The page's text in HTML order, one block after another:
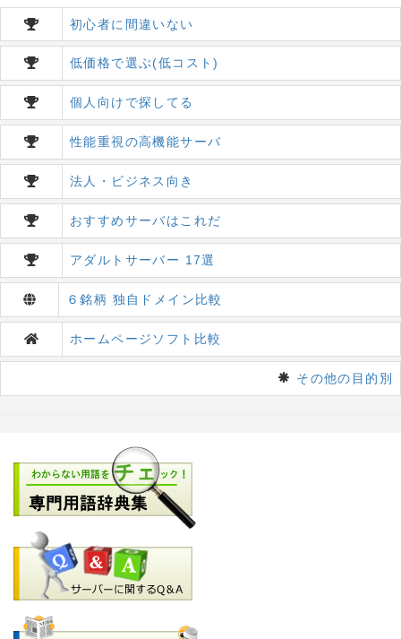
初心者に間違いない
低価格で選ぶ(低コスト)
個人向けで探してる
性能重視の高機能サーバ
法人・ビジネス向き
おすすめサーバはこれだ
アダルトサーバー 17選
６銘柄 独自ドメイン比較
ホームページソフト比較
その他の目的別